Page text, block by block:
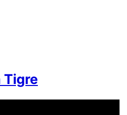
Tigre